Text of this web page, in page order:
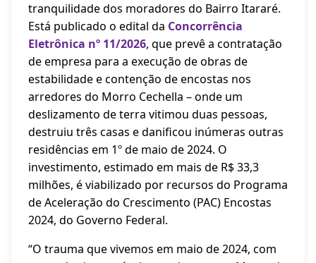
tranquilidade dos moradores do Bairro Itararé.
Está publicado o edital da Concorrência
Eletrônica nº 11/2026, que prevê a contratação
de empresa para a execução de obras de
estabilidade e contenção de encostas nos
arredores do Morro Cechella – onde um
deslizamento de terra vitimou duas pessoas,
destruiu três casas e danificou inúmeras outras
residências em 1º de maio de 2024. O
investimento, estimado em mais de R$ 33,3
milhões, é viabilizado por recursos do Programa
de Aceleração do Crescimento (PAC) Encostas
2024, do Governo Federal.
“O trauma que vivemos em maio de 2024, com